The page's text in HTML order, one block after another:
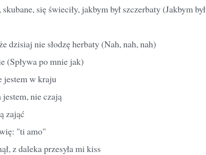
się świeciły, jakbym był szczerbaty (Jakbym był
dzisiaj nie słodzę herbaty (Nah, nah, nah)
(Spływa po mnie jak)
jestem w kraju
nie czają
zająć
"ti amo"
z daleka przesyła mi kiss